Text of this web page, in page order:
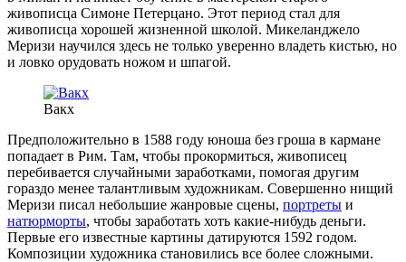
живописца Симоне Петерцано. Этот период стал для
живописца хорошей жизненной школой. Микеланджело
Меризи научился здесь не только уверенно владеть кистью, но
и ловко орудовать ножом и шпагой.
Вакх
Предположительно в 1588 году юноша без гроша в кармане
попадает в Рим. Там, чтобы прокормиться, живописец
перебивается случайными заработками, помогая другим
гораздо менее талантливым художникам. Совершенно нищий
Меризи писал небольшие жанровые сцены, портреты и
натюрморты, чтобы заработать хоть какие-нибудь деньги.
Первые его известные картины датируются 1592 годом.
Композиции художника становились все более сложными.